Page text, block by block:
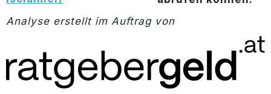
Analyse erstellt im Auftrag von